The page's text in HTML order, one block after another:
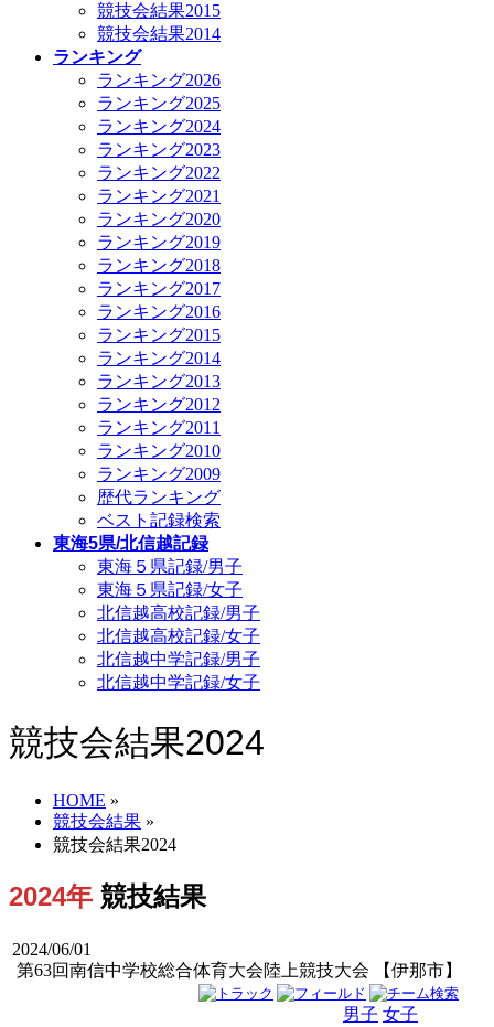
競技会結果2015
競技会結果2014
ランキング
ランキング2026
ランキング2025
ランキング2024
ランキング2023
ランキング2022
ランキング2021
ランキング2020
ランキング2019
ランキング2018
ランキング2017
ランキング2016
ランキング2015
ランキング2014
ランキング2013
ランキング2012
ランキング2011
ランキング2010
ランキング2009
歴代ランキング
ベスト記録検索
東海5県/北信越記録
東海５県記録/男子
東海５県記録/女子
北信越高校記録/男子
北信越高校記録/女子
北信越中学記録/男子
北信越中学記録/女子
競技会結果2024
HOME »
競技会結果 »
競技会結果2024
2024年 競技結果
2024/06/01
第63回南信中学校総合体育大会陸上競技大会 【伊那市】
男子 女子